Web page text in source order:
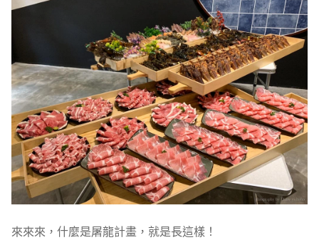
來來來，什麼是屠龍計畫，就是長這樣！